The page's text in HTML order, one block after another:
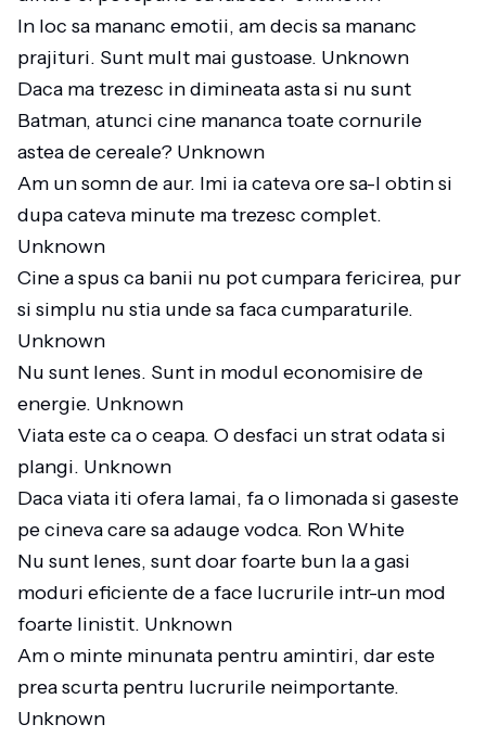
In loc sa mananc emotii, am decis sa mananc
prajituri. Sunt mult mai gustoase. Unknown
Daca ma trezesc in dimineata asta si nu sunt
Batman, atunci cine mananca toate cornurile
astea de cereale? Unknown
Am un somn de aur. Imi ia cateva ore sa-l obtin si
dupa cateva minute ma trezesc complet.
Unknown
Cine a spus ca banii nu pot cumpara fericirea, pur
si simplu nu stia unde sa faca cumparaturile.
Unknown
Nu sunt lenes. Sunt in modul economisire de
energie. Unknown
Viata este ca o ceapa. O desfaci un strat odata si
plangi. Unknown
Daca viata iti ofera lamai, fa o limonada si gaseste
pe cineva care sa adauge vodca. Ron White
Nu sunt lenes, sunt doar foarte bun la a gasi
moduri eficiente de a face lucrurile intr-un mod
foarte linistit. Unknown
Am o minte minunata pentru amintiri, dar este
prea scurta pentru lucrurile neimportante.
Unknown